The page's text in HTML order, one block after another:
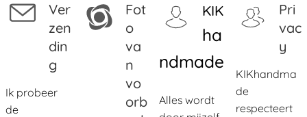
Ver
zen
din
g
Ik probeer
de
Fot
o
va
n
vo
orb
KIK
ha
ndmade
Alles wordt
Pri
vac
y
KIKhandma
de
respecteert